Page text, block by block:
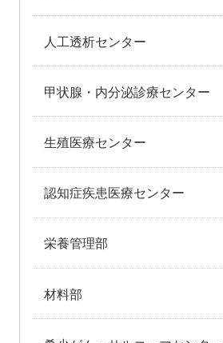
人工透析センター
甲状腺・内分泌診療センター
生殖医療センター
認知症疾患医療センター
栄養管理部
材料部